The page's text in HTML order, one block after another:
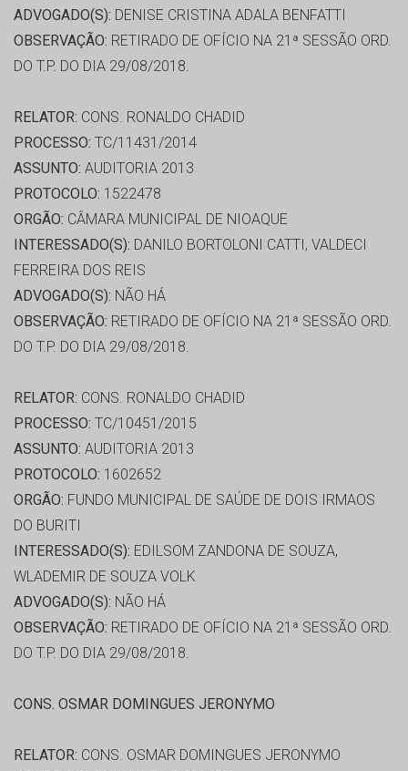
ADVOGADO(S): DENISE CRISTINA ADALA BENFATTI
OBSERVAÇÃO: RETIRADO DE OFÍCIO NA 21ª SESSÃO ORD.
DO T.P. DO DIA 29/08/2018.
RELATOR: CONS. RONALDO CHADID
PROCESSO: TC/11431/2014
ASSUNTO: AUDITORIA 2013
PROTOCOLO: 1522478
ORGÃO: CÂMARA MUNICIPAL DE NIOAQUE
INTERESSADO(S): DANILO BORTOLONI CATTI, VALDECI
FERREIRA DOS REIS
ADVOGADO(S): NÃO HÁ
OBSERVAÇÃO: RETIRADO DE OFÍCIO NA 21ª SESSÃO ORD.
DO T.P. DO DIA 29/08/2018.
RELATOR: CONS. RONALDO CHADID
PROCESSO: TC/10451/2015
ASSUNTO: AUDITORIA 2013
PROTOCOLO: 1602652
ORGÃO: FUNDO MUNICIPAL DE SAÚDE DE DOIS IRMAOS
DO BURITI
INTERESSADO(S): EDILSOM ZANDONA DE SOUZA,
WLADEMIR DE SOUZA VOLK
ADVOGADO(S): NÃO HÁ
OBSERVAÇÃO: RETIRADO DE OFÍCIO NA 21ª SESSÃO ORD.
DO T.P. DO DIA 29/08/2018.
CONS. OSMAR DOMINGUES JERONYMO
RELATOR: CONS. OSMAR DOMINGUES JERONYMO